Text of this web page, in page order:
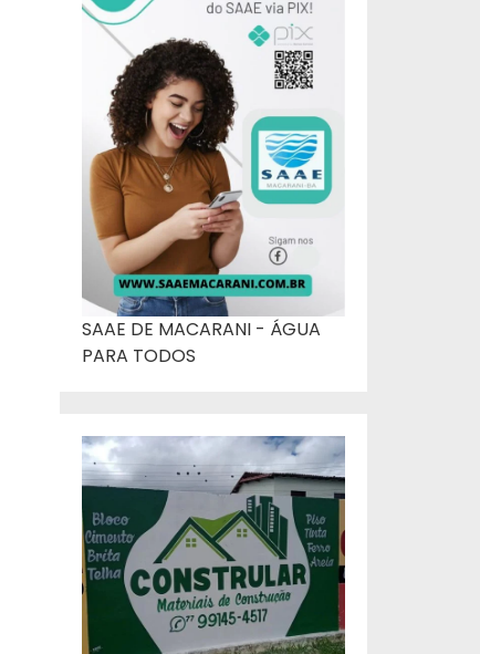
SAAE DE MACARANI - ÁGUA
PARA TODOS